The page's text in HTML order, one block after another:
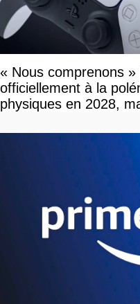
« Nous comprenons
officiellement à la
physiques en 2028,